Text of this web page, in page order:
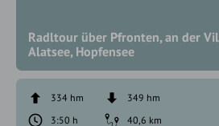
Radltour über Pfronten, an der
Alatsee, Hopfensee
334 hm
349 hm
3:50 h
40,6 km